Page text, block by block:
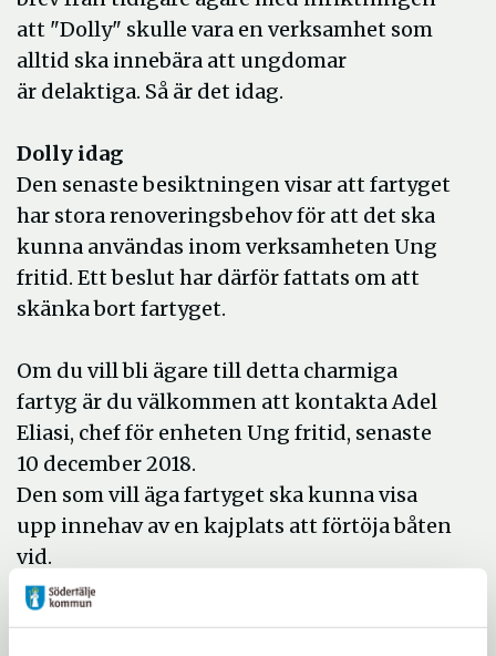
att "Dolly" skulle vara en verksamhet som
alltid ska innebära att ungdomar
är delaktiga. Så är det idag.
Dolly idag
Den senaste besiktningen visar att fartyget
har stora renoveringsbehov för att det ska
kunna användas inom verksamheten Ung
fritid. Ett beslut har därför fattats om att
skänka bort fartyget.
Om du vill bli ägare till detta charmiga
fartyg är du välkommen att kontakta Adel
Eliasi, chef för enheten Ung fritid, senaste
10 december 2018.
Den som vill äga fartyget ska kunna visa
upp innehav av en kajplats att förtöja båten
vid.
Kontaktuppgifter:
Adel.eliasi@sodertalje.se